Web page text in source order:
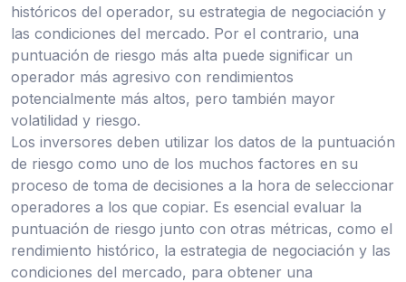
históricos del operador, su estrategia de negociación y
las condiciones del mercado. Por el contrario, una
puntuación de riesgo más alta puede significar un
operador más agresivo con rendimientos
potencialmente más altos, pero también mayor
volatilidad y riesgo.
Los inversores deben utilizar los datos de la puntuación
de riesgo como uno de los muchos factores en su
proceso de toma de decisiones a la hora de seleccionar
operadores a los que copiar. Es esencial evaluar la
puntuación de riesgo junto con otras métricas, como el
rendimiento histórico, la estrategia de negociación y las
condiciones del mercado, para obtener una